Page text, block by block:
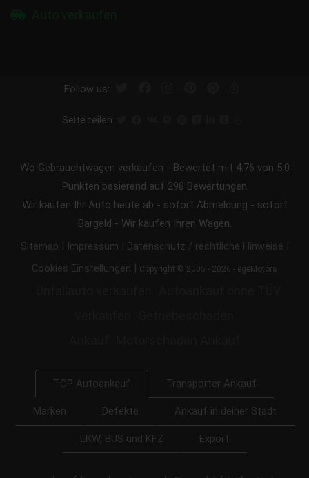
Follow us:
Seite teilen:
Wo Gebrauchtwagen verkaufen - Bewertet mit 4.76 von 5.0
Punkten basierend auf 298 Bewertungen
Wir kaufen Ihr Auto heute ab - sofort Abmeldung - sofort
Bargeld - Wir kaufen Ihren Wagen.
Sitemap | Impressum | Datenschutz / rechtliche Hinweise |
Cookies Einstellungen | Copyright © 2005 - 2026 - egeMotors
TOP Autoankauf Transporter Ankauf
Marken Defekte Ankauf in deiner Stadt
LKW, BUS und KFZ Export